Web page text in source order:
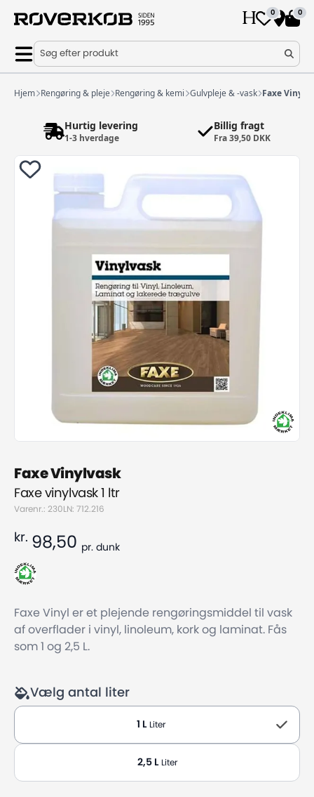
0 0
Søg efter produkt
Hjem Rengøring & pleje Rengøring & kemi Gulvpleje & -vask Faxe
Hurtig levering
1-3 hverdage
Billig fragt
Fra 39,50 DKK
Faxe Vinylvask
Faxe vinylvask 1 ltr
Varenr.: 230LN: 712.216
kr. 98,50 pr. dunk
Faxe Vinyl er et plejende rengøringsmiddel til vask
af overflader i vinyl, linoleum, kork og laminat. Fås
som 1 og 2,5 L.
Vælg antal liter
1 L Liter
2,5 L Liter